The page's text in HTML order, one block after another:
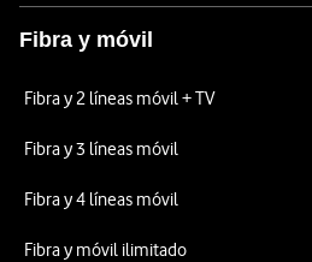
Fibra y móvil
Fibra y 2 líneas móvil + TV
Fibra y 3 líneas móvil
Fibra y 4 líneas móvil
Fibra y móvil ilimitado